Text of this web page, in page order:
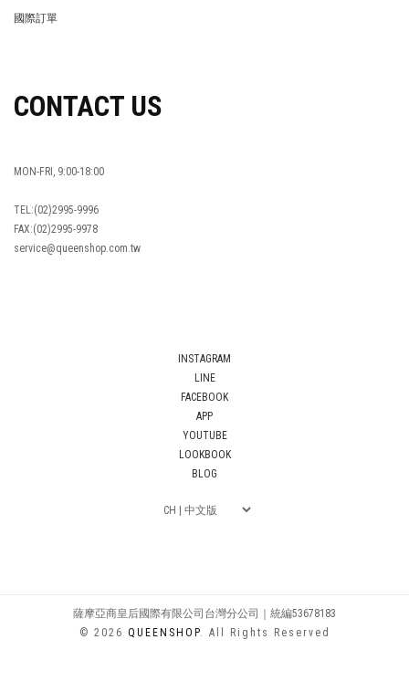
國際訂單
CONTACT US
MON-FRI, 9:00-18:00
TEL:(02)2995-9996
FAX:(02)2995-9978
service@queenshop.com.tw
INSTAGRAM
LINE
FACEBOOK
APP
YOUTUBE
LOOKBOOK
BLOG
薩摩亞商皇后國際有限公司台灣分公司｜統編53678183
© 2026 QUEENSHOP. All Rights Reserved